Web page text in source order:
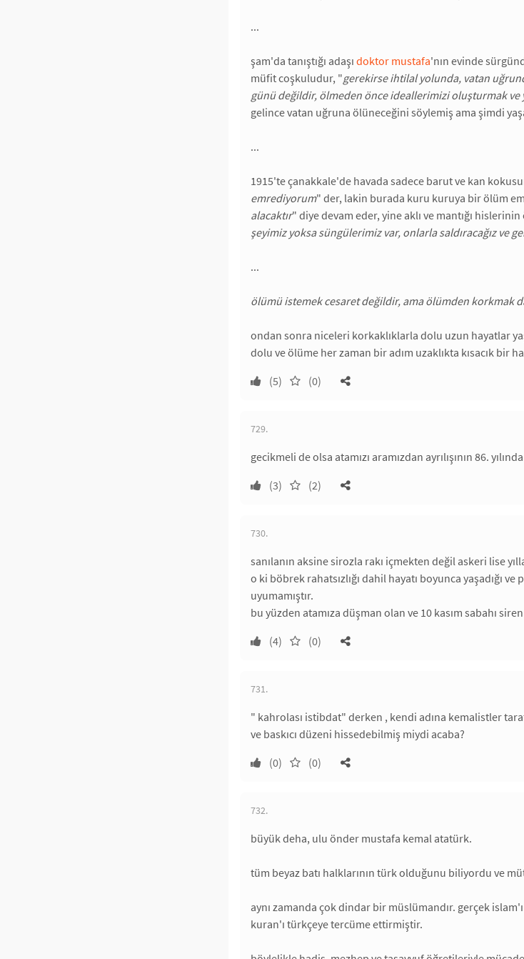
...
şam'da tanıştığı adaşı doktor mustafa'nın evinde
müfit coşkuludur, "gerekirse ihtilal yolunda, vatan
günü değildir, ölmeden önce ideallerimizi oluşturmak ve
gelince vatan uğruna ölüneceğini söylemiş ama şimdi
...
1915'te çanakkale'de havada sadece barut ve kan
emrediyorum" der, lakin burada kuru kuruya bir ölüm
alacaktır" diye devam eder, yine aklı ve mantığı
şeyimiz yoksa süngülerimiz var, onlarla saldıracağız ve
...
ölümü istemek cesaret değildir, ama ölümden korkmak
ondan sonra niceleri korkaklıklarla dolu uzun hayatlar
dolu ve ölüme her zaman bir adım uzaklıkta kısacık bir
(5)
(0)
729.
gecikmeli de olsa atamızı aramızdan ayrılışının 86.
(3)
(2)
730.
sanılanın aksine sirozla rakı içmekten değil askeri lise
o ki böbrek rahatsızlığı dahil hayatı boyunca yaşadığı
uyumamıştır.
bu yüzden atamıza düşman olan ve 10 kasım sabahı
(4)
(0)
731.
" kahrolası istibdat" derken , kendi adına kemalistler
ve baskıcı düzeni hissedebilmiş miydi acaba?
(0)
(0)
732.
büyük deha, ulu önder mustafa kemal atatürk.
tüm beyaz batı halklarının türk olduğunu biliyordu ve
aynı zamanda çok dindar bir müslümandır. gerçek
kuran'ı türkçeye tercüme ettirmiştir.